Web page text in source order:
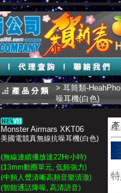
>耳筒類-
噪耳機(白色)
Monster Airmars XKT06
美國電競真無線抗噪耳機(白色)
(無線連續播放達22Hr小時)
(13mm動圈單元, 低頻強力)
(中頻人聲清晰高頻音樂清澈)
(智能通話降噪, 高清語音)